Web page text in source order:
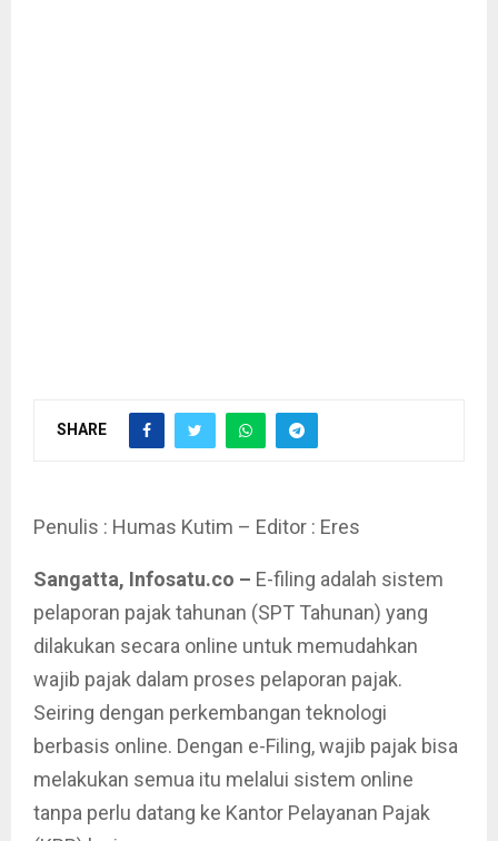
SHARE
Penulis : Humas Kutim – Editor : Eres
Sangatta, Infosatu.co – E-filing adalah sistem
pelaporan pajak tahunan (SPT Tahunan) yang
dilakukan secara online untuk memudahkan
wajib pajak dalam proses pelaporan pajak.
Seiring dengan perkembangan teknologi
berbasis online. Dengan e-Filing, wajib pajak bisa
melakukan semua itu melalui sistem online
tanpa perlu datang ke Kantor Pelayanan Pajak